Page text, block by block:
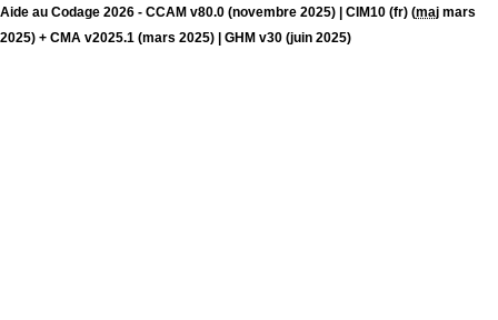
Aide au Codage 2026 - CCAM v80.0 (novembre 2025) | CIM10 (fr) (maj mars
2025) + CMA v2025.1 (mars 2025) | GHM v30 (juin 2025)